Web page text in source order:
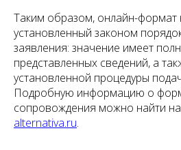
Таким образом, онлайн-формат
установленный законом
заявления: значение имеет
представленных сведений, а
установленной процедуры
Подробную информацию о
сопровождения можно найти
alternativa.ru.